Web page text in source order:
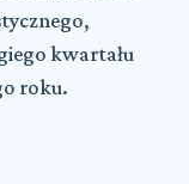
kwartału
roku.